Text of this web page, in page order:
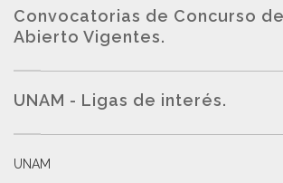
Convocatorias de Concurso
Abierto Vigentes.
UNAM - Ligas de interés.
UNAM